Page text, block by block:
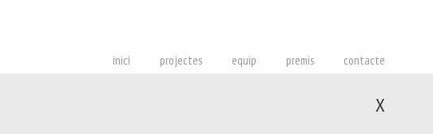
inici projectes equip premis contacte
X